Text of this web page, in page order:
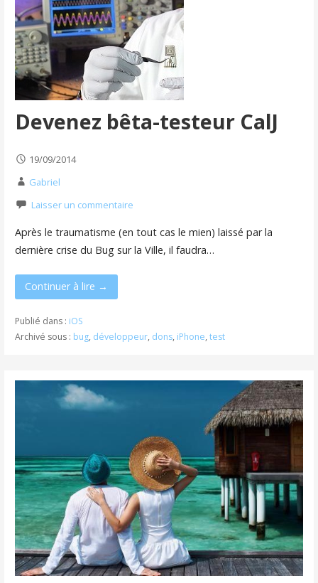
Devenez bêta-testeur CalJ
19/09/2014
Gabriel
Laisser un commentaire
Après le traumatisme (en tout cas le mien) laissé par la
dernière crise du Bug sur la Ville, il faudra…
Continuer à lire →
Publié dans : iOS
Archivé sous : bug, développeur, dons, iPhone, test